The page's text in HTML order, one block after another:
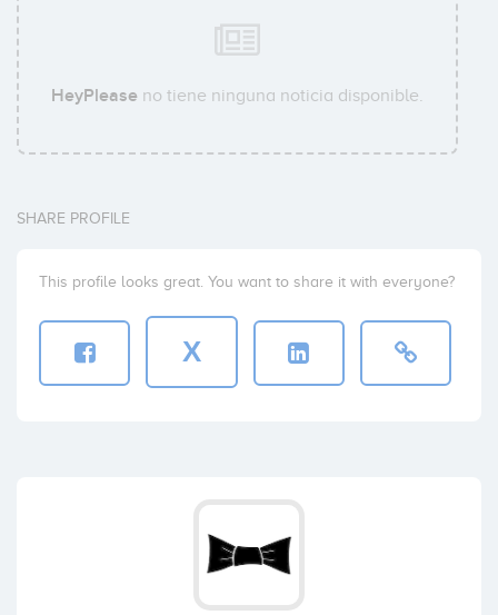
HeyPlease no tiene ninguna noticia disponible.
SHARE PROFILE
This profile looks great. You want to share it with everyone?
X